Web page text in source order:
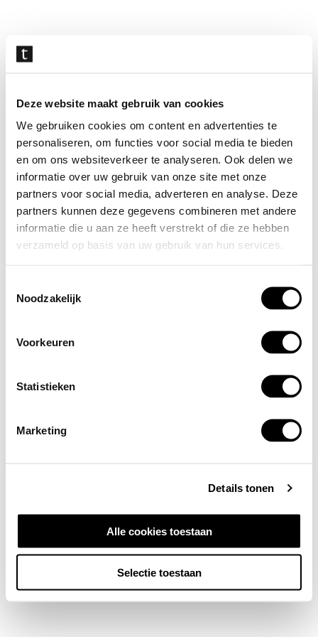
Deze website maakt gebruik van cookies
We gebruiken cookies om content en advertenties te
personaliseren, om functies voor social media te bieden
en om ons websiteverkeer te analyseren. Ook delen we
informatie over uw gebruik van onze site met onze
partners voor social media, adverteren en analyse. Deze
partners kunnen deze gegevens combineren met andere
informatie die u aan ze heeft verstrekt of die ze hebben
verzameld op basis van uw gebruik van hun services.
Noodzakelijk
Voorkeuren
Statistieken
Marketing
Details tonen
Alle cookies toestaan
Selectie toestaan
overslaan